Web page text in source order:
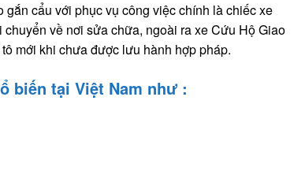
cẩu với phục vụ công việc chính là chiếc xe
về nơi sửa chữa, ngoài ra xe Cứu Hộ Giao
mới khi chưa được lưu hành hợp pháp.
biến tại Việt Nam như :